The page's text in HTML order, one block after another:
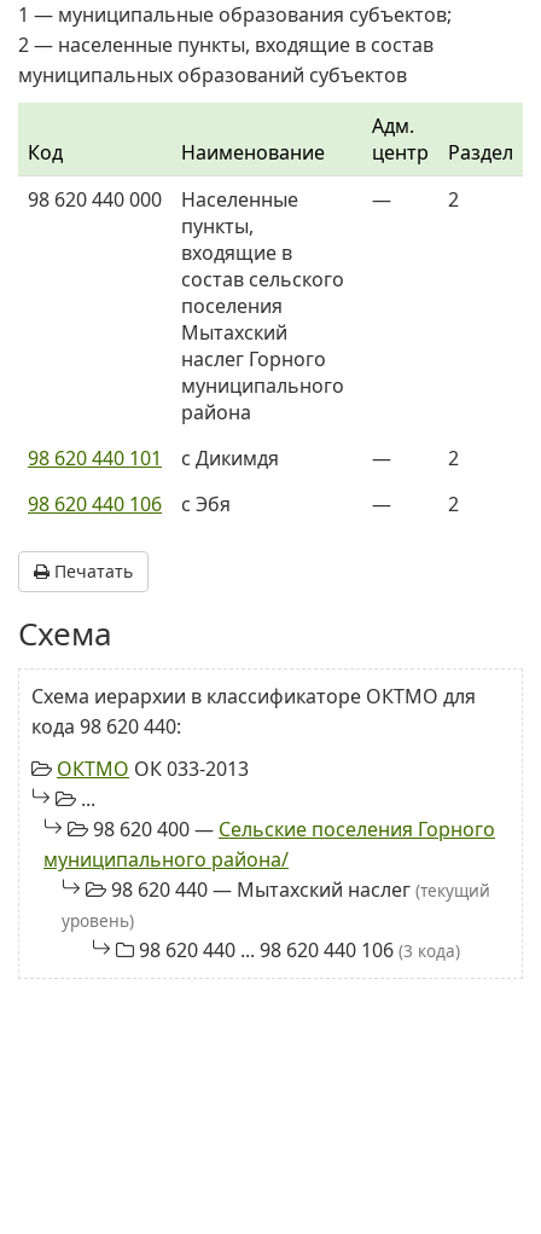
1 — муниципальные образования субъектов;
2 — населенные пункты, входящие в состав
муниципальных образований субъектов
Код Наименование
Адм.
центр
Раздел
98 620 440 000
Населенные
пункты,
входящие в
состав сельского
поселения
Мытахский
наслег Горного
муниципального
района
— 2
98 620 440 101 с Дикимдя —
2
98 620 440 106
с Эбя — 2
Печатать
Схема
Схема иерархии в классификаторе ОКТМО для
кода 98 620 440:
ОКТМО ОК 033-2013
...
98 620 400 — Сельские поселения Горного
муниципального района/
98 620 440 — Мытахский наслег (текущий
уровень)
98 620 440 ... 98 620 440 106 (3 кода)